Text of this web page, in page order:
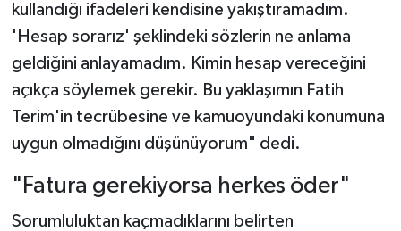
kullandığı ifadeleri kendisine yakıştıramadım.
'Hesap sorarız' şeklindeki sözlerin ne anlama
geldiğini anlayamadım. Kimin hesap vereceğini
açıkça söylemek gerekir. Bu yaklaşımın Fatih
Terim'in tecrübesine ve kamuoyundaki konumuna
uygun olmadığını düşünüyorum" dedi.
"Fatura gerekiyorsa herkes öder"
Sorumluluktan kaçmadıklarını belirten